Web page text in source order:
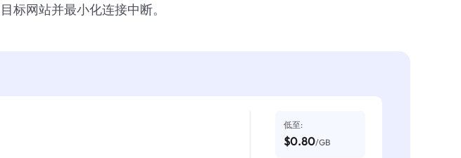
标网站并最小化连接中断。
低至:
$0.80/GB